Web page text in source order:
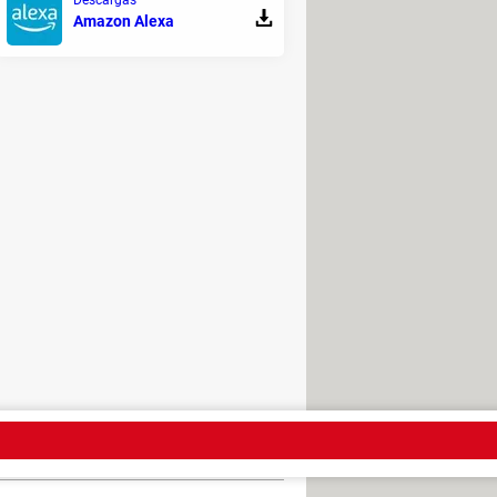
en broma se les llama
un escarabajo alpino de
Amazon Alexa